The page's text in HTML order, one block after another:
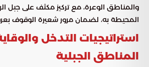
والمناطق الوعرة، مع تركيز مكثف على جبل
المحيطة به، لضمان مرور شعيرة الوقوف
استراتيجيات التدخل
المناطق الجبلية